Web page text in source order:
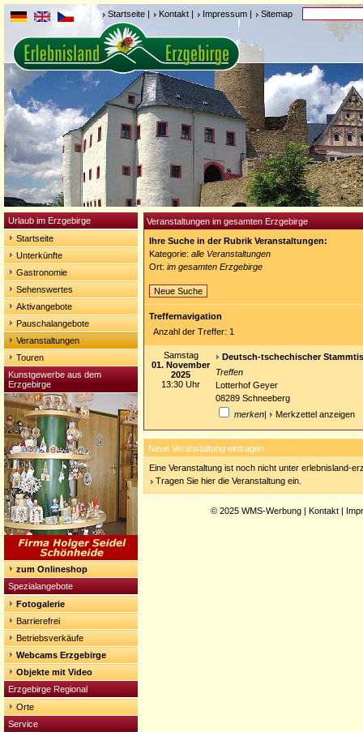
Startseite | Kontakt | Impressum | Sitemap
Urlaub im Erzgebirge
Startseite
Unterkünfte
Gastronomie
Sehenswertes
Aktivangebote
Pauschalangebote
Veranstaltungen
Touren
Kunstgewerbe aus dem
Erzgebirge
zum Onlineshop
Spezialangebote
Fotogalerie
Barrierefrei
Betriebsverkäufe
Webcams Erzgebirge
Objekte mit Video
Erzgebirge Regional
Orte
Service
Veranstaltungen im gesamten Erzgebirge
Ihre Suche in der Rubrik Veranstaltungen:
Kategorie: alle Veranstaltungen
Ort: im gesamten Erzgebirge
Neue Suche
Treffernavigation
Anzahl der Treffer: 1
Samstag
01. November
2025
13:30 Uhr
Deutsch-tschechischer
Treffen
Lotterhof Geyer
08289 Schneeberg
merken| Merkzettel anzeigen
Neue Veranstaltung eintragen
Eine Veranstaltung ist noch nicht unter erlebnisland-
Tragen Sie hier die Veranstaltung ein.
© 2025 WMS-Werbung | Kontakt |